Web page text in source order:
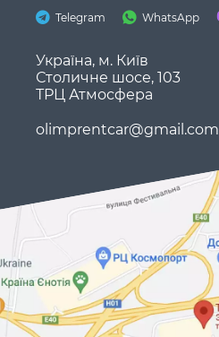
Telegram WhatsApp
Україна, м. Київ
Столичне шосе, 103
ТРЦ Атмосфера
olimprentcar@gmail.com